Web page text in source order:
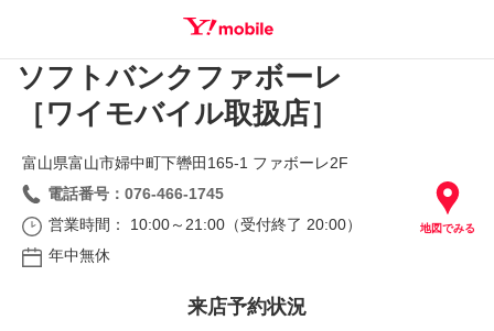
SEARCH
ソフトバンクファボーレ
［ワイモバイル取扱店］
地図でみる
富山県富山市婦中町下轡田165‐1 ファボーレ2F
電話番号：076-466-1745
営業時間： 10:00～21:00（受付終了 20:00）
年中無休
来店予約状況